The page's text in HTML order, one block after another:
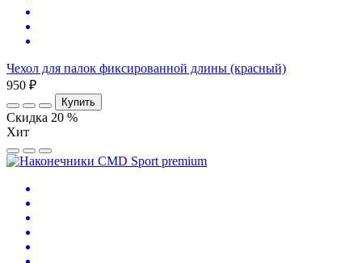
Чехол для палок фиксированной длины (красный)
950 ₽
Купить
Скидка 20 %
Хит